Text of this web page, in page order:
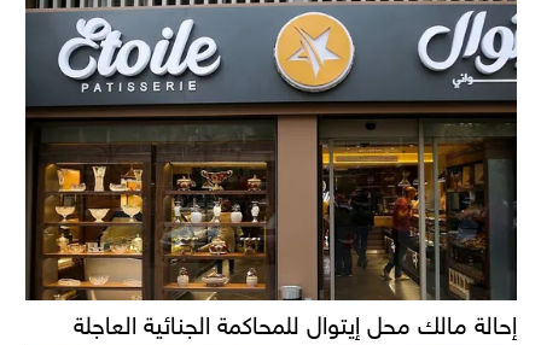
إحالة مالك محل إيتوال للمحاكمة الجنائية العاجلة